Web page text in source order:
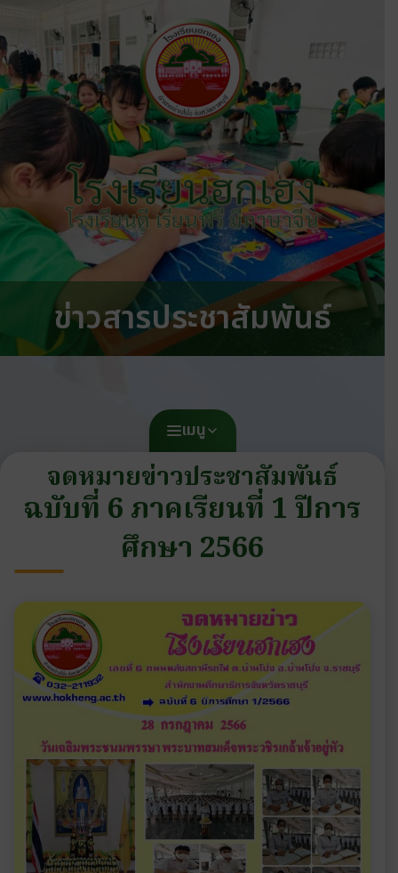
โรงเรียนฮกเฮง
โรงเรียนดี เรียนฟรี มีภาษาจีน
ข่าวสารประชาสัมพันธ์
เมนู
จดหมายข่าวประชาสัมพันธ์
ฉบับที่ 6 ภาคเรียนที่ 1 ปีการ
ศึกษา 2566